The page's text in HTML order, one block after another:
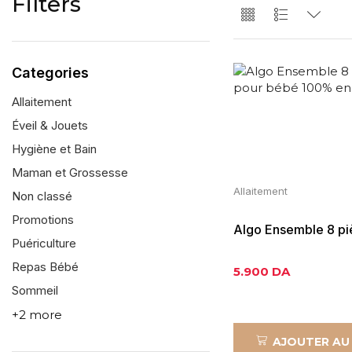
Categories
Allaitement
Éveil & Jouets
Hygiène et Bain
Maman et Grossesse
Non classé
Promotions
Puériculture
Repas Bébé
Sommeil
+2 more
Allaitement
Algo Ensemble 8
5.900 DA
AJOUTER AU